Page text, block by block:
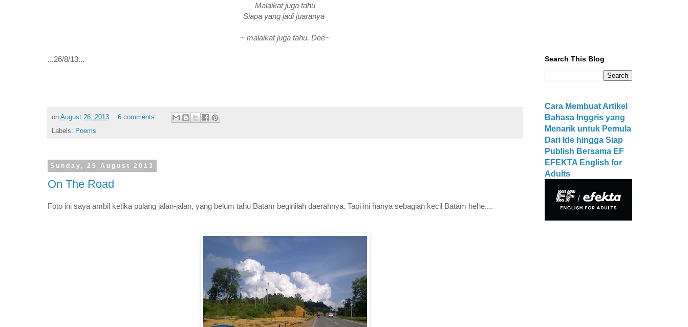
Malaikat juga tahu
Siapa yang jadi juaranya
~ malaikat juga tahu, Dee~
...26/8/13...
on August 26, 2013
6 comments:
Labels: Poems
Sunday, 25 August 2013
On The Road
Foto ini saya ambil ketika pulang jalan-jalan, yang belum tahu Batam beginilah daerahnya. Tapi ini hanya sebagian kecil Batam hehe....
Search This Blog
Cara Membuat Artikel
Bahasa Inggris yang
Menarik untuk Pemula
Dari Ide hingga Siap
Publish Bersama EF
EFEKTA English for
Adults